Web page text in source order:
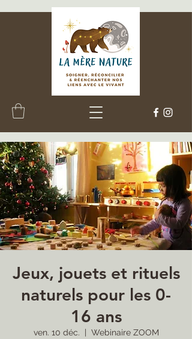
Jeux, jouets et rituels
naturels pour les 0-
16 ans
ven. 10 déc. Webinaire ZOOM